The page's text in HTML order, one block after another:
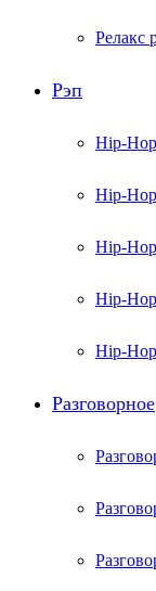
Релакс
Рэп
Hip-
Hip-
Hip-
Hip-
Hip-
Разговорное